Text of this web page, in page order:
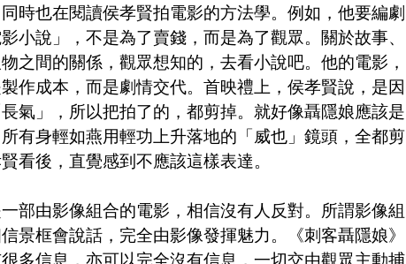
時也在閱讀侯孝賢拍電影的方法學。例如，他要編劇
小說」，不是為了賣錢，而是為了觀眾。關於故事、
之間的關係，觀眾想知的，去看小說吧。他的電影，
作成本，而是劇情交代。首映禮上，侯孝賢說，是因
氣」，所以把拍了的，都剪掉。就好像聶隱娘應該是
有身輕如燕用輕功上升落地的「威也」鏡頭，全都剪
看後，直覺感到不應該這樣表達。
部由影像組合的電影，相信沒有人反對。所謂影像組
景框會說話，完全由影像發揮魅力。《刺客聶隱娘》
多信息，亦可以完全沒有信息，一切交由觀眾主動捕